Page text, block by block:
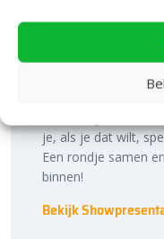
Bezoek onze
inspiratie
Laat je inspireren in
binnen én buiten.
je, als je dat wilt,
Een rondje samen
binnen!
Bekijk